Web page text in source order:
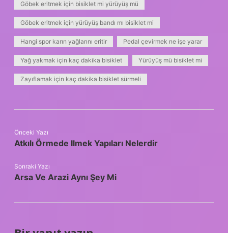
Göbek eritmek için bisiklet mi yürüyüş mü
Göbek eritmek için yürüyüş bandı mı bisiklet mi
Hangi spor karın yağlarını eritir Pedal çevirmek ne işe yarar
Yağ yakmak için kaç dakika bisiklet Yürüyüş mü bisiklet mi
Zayıflamak için kaç dakika bisiklet sürmeli
Önceki Yazı
Atkılı Örmede Ilmek Yapıları Nelerdir
Sonraki Yazı
Arsa Ve Arazi Aynı Şey Mi